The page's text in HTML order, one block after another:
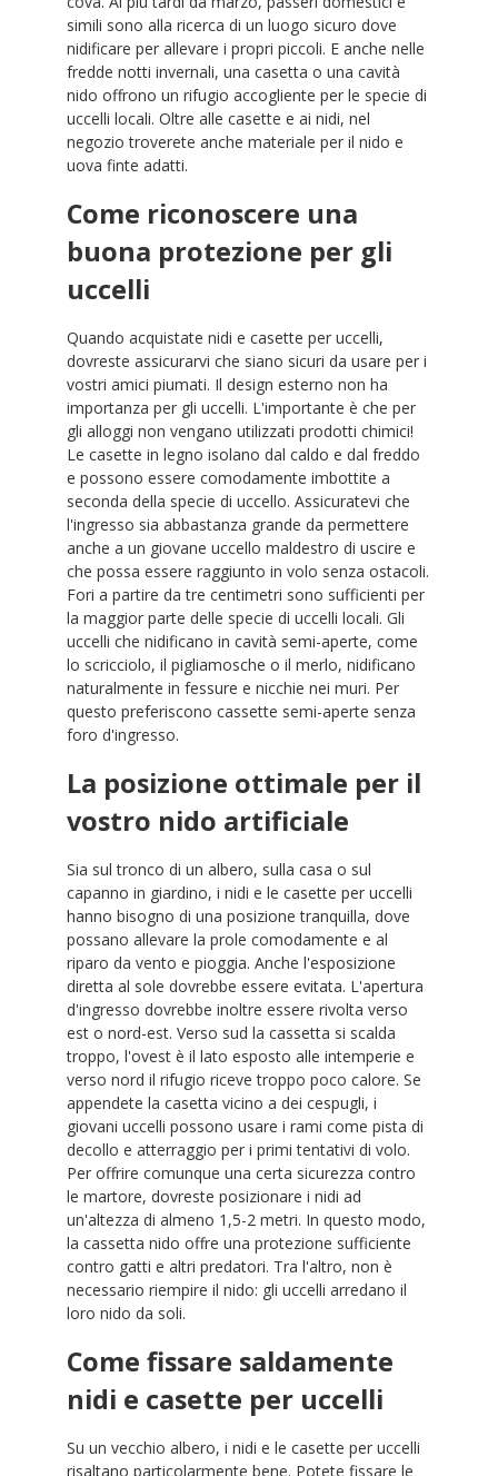
simili sono alla ricerca di un luogo sicuro dove
nidificare per allevare i propri piccoli. E anche nelle
fredde notti invernali, una casetta o una cavità
nido offrono un rifugio accogliente per le specie di
uccelli locali. Oltre alle casette e ai nidi, nel
negozio troverete anche materiale per il nido e
uova finte adatti.
Come riconoscere una
buona protezione per gli
uccelli
Quando acquistate nidi e casette per uccelli,
dovreste assicurarvi che siano sicuri da usare per i
vostri amici piumati. Il design esterno non ha
importanza per gli uccelli. L'importante è che per
gli alloggi non vengano utilizzati prodotti chimici!
Le casette in legno isolano dal caldo e dal freddo
e possono essere comodamente imbottite a
seconda della specie di uccello. Assicuratevi che
l'ingresso sia abbastanza grande da permettere
anche a un giovane uccello maldestro di uscire e
che possa essere raggiunto in volo senza ostacoli.
Fori a partire da tre centimetri sono sufficienti per
la maggior parte delle specie di uccelli locali. Gli
uccelli che nidificano in cavità semi-aperte, come
lo scricciolo, il pigliamosche o il merlo, nidificano
naturalmente in fessure e nicchie nei muri. Per
questo preferiscono cassette semi-aperte senza
foro d'ingresso.
La posizione ottimale per il
vostro nido artificiale
Sia sul tronco di un albero, sulla casa o sul
capanno in giardino, i nidi e le casette per uccelli
hanno bisogno di una posizione tranquilla, dove
possano allevare la prole comodamente e al
riparo da vento e pioggia. Anche l'esposizione
diretta al sole dovrebbe essere evitata. L'apertura
d'ingresso dovrebbe inoltre essere rivolta verso
est o nord-est. Verso sud la cassetta si scalda
troppo, l'ovest è il lato esposto alle intemperie e
verso nord il rifugio riceve troppo poco calore. Se
appendete la casetta vicino a dei cespugli, i
giovani uccelli possono usare i rami come pista di
decollo e atterraggio per i primi tentativi di volo.
Per offrire comunque una certa sicurezza contro
le martore, dovreste posizionare i nidi ad
un'altezza di almeno 1,5-2 metri. In questo modo,
la cassetta nido offre una protezione sufficiente
contro gatti e altri predatori. Tra l'altro, non è
necessario riempire il nido: gli uccelli arredano il
loro nido da soli.
Come fissare saldamente
nidi e casette per uccelli
Su un vecchio albero, i nidi e le casette per uccelli
risaltano particolarmente bene. Potete fissare le